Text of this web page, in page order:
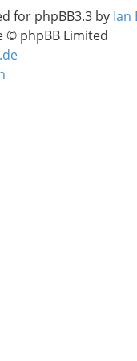
for phpBB3.3 by Ian
© phpBB Limited